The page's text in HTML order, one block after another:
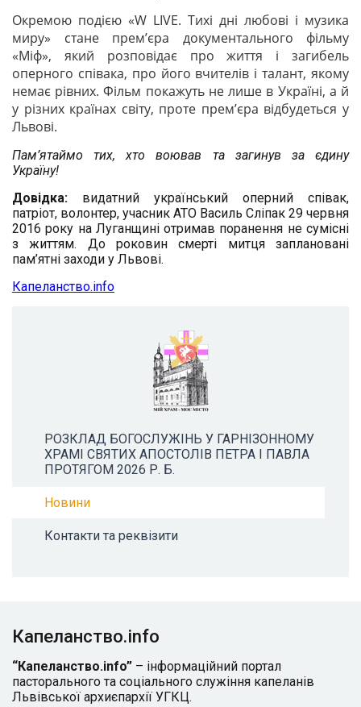
Окремою подією «W LIVE. Тихі дні любові і музика
миру» стане прем’єра документального фільму
«Міф», який розповідає про життя і загибель
оперного співака, про його вчителів і талант, якому
немає рівних. Фільм покажуть не лише в Україні, а й
у різних країнах світу, проте прем’єра відбудеться у
Львові.
Пам’ятаймо тих, хто воював та загинув за єдину
Україну!
Довідка: видатний український оперний співак,
патріот, волонтер, учасник АТО Василь Сліпак 29 червня
2016 року на Луганщині отримав поранення не сумісні
з життям. До роковин смерті митця заплановані
пам’ятні заходи у Львові.
Капеланство.info
РОЗКЛАД БОГОСЛУЖІНЬ У ГАРНІЗОННОМУ
ХРАМІ СВЯТИХ АПОСТОЛІВ ПЕТРА І ПАВЛА
ПРОТЯГОМ 2026 Р. Б.
Новини
Контакти та реквізити
Капеланство.info
“Капеланство.info” – інформаційний портал
пасторального та соціального служіння капеланів
Львівської архиєпархії УГКЦ.